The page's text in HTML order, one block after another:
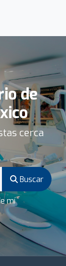
de
cerca
Buscar
mí